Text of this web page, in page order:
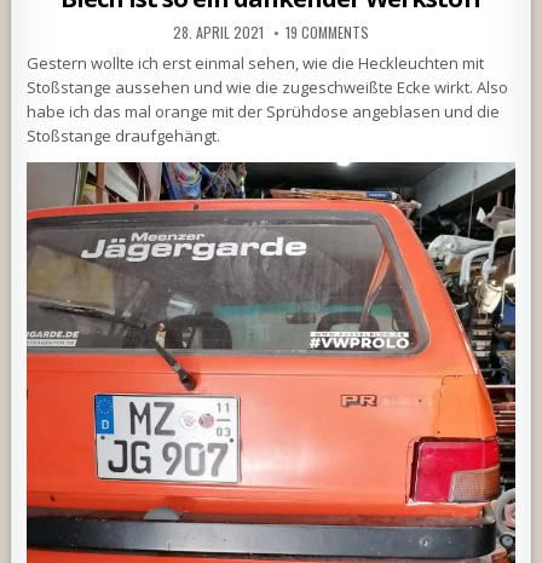
28. APRIL 2021 19 COMMENTS
Gestern wollte ich erst einmal sehen, wie die Heckleuchten mit
Stoßstange aussehen und wie die zugeschweißte Ecke wirkt. Also
habe ich das mal orange mit der Sprühdose angeblasen und die
Stoßstange draufgehängt.